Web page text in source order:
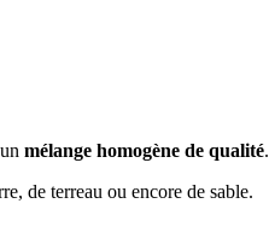
mélange homogène de qualité.
de terreau ou encore de sable.